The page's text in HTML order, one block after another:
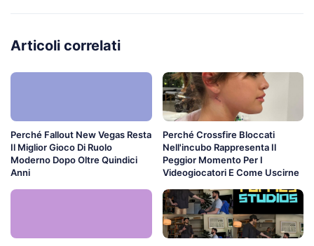
Articoli correlati
Perché Fallout New Vegas Resta
Il Miglior Gioco Di Ruolo
Moderno Dopo Oltre Quindici
Anni
Perché Crossfire Bloccati
Nell'incubo Rappresenta Il
Peggior Momento Per I
Videogiocatori E Come Uscirne